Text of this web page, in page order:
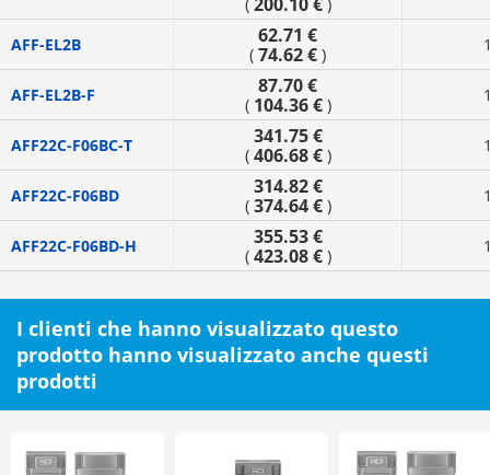
( 200.10 €)
AFF-EL2B 62.71 €
( 74.62 € )
AFF-EL2B-F 87.70 €
( 104.36 €)
AFF22C-F06BC-T 341.75 €
( 406.68 €)
AFF22C-F06BD 314.82 €
( 374.64 €)
AFF22C-F06BD-H 355.53 €
( 423.08 €)
I clienti che hanno visualizzato questo
prodotto hanno visualizzato anche questi
prodotti